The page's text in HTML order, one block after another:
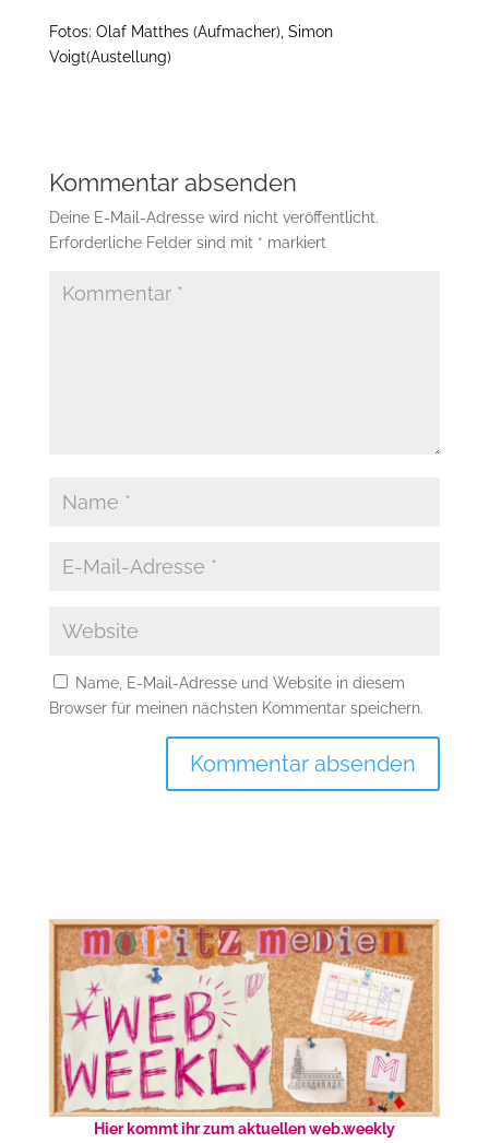
Fotos: Olaf Matthes (Aufmacher), Simon
Voigt(Austellung)
Kommentar absenden
Deine E-Mail-Adresse wird nicht veröffentlicht.
Erforderliche Felder sind mit * markiert
Name, E-Mail-Adresse und Website in diesem
Browser für meinen nächsten Kommentar speichern.
Hier kommt ihr zum aktuellen web.weekly